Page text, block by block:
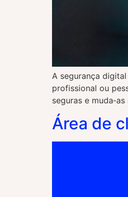
A segurança
profissional ou
seguras e
Área de